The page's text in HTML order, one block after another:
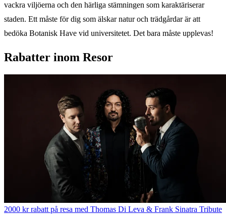
vackra viljöerna och den härliga stämningen som karaktäriserar
staden. Ett måste för dig som älskar natur och trädgårdar är att
bedöka Botanisk Have vid universitetet. Det bara måste upplevas!
Rabatter inom Resor
2000 kr rabatt på resa med Thomas Di Leva & Frank Sinatra Tribute